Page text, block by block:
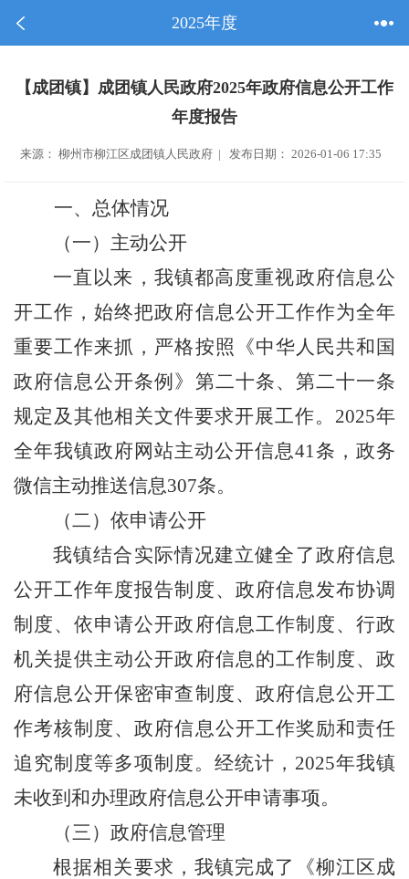
2025年度
【成团镇】成团镇人民政府2025年政府信息公开工作
年度报告
来源： 柳州市柳江区成团镇人民政府 | 发布日期： 2026-01-06 17:35
一、总体情况
（一）主动公开
一直以来，我镇都高度重视政府信息公
开工作，始终把政府信息公开工作作为全年
重要工作来抓， 严格按照《中华人民共和国
政府信息公开条例》第二十条、 第二十一条
规定及其他相关文件要求开展工作。 2025年
全年我镇政府网站主动公开信息41条， 政务
微信主动推送信息307条。
（二） 依申请公开
我镇结合实际情况建立健全了政府信息
公开工作年度报告制度、政府信息发布协调
制度、依申请公开政府信息工作制度、行政
机关提供主动公开政府信息的工作制度、政
府信息公开保密审查制度、政府信息公开工
作考核制度、政府信息公开工作奖励和责任
追究制度等多项制度。经统计， 2025年我镇
未收到和办理政府信息公开申请事项。
（三） 政府信息管理
根据相关要求，我镇完成了《柳江区成